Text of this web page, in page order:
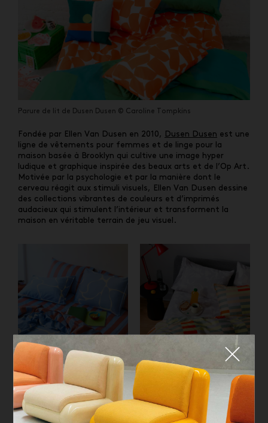
Parure de lit de Dusen Dusen © Caroline Tompkins
Fondée par Ellen Van Dusen en 2010, Dusen Dusen est une
ligne de vêtements pour femmes et de linge pour la
maison basée à Brooklyn qui cultive une image hyper
ludique et graphique inspirée des beaux arts et de l’Op Art.
Motivée par la psychologie et par la manière dont le
cerveau réagit aux stimuli visuels, Ellen Van Dusen dessine
des collections vibrantes de couleurs et d’imprimés
audacieux qui stimulent l’intérieur et transforment la
maison en véritable terrain de jeu visuel.
Parure de lit Mist Duvet Set,
Dusen Dusen
Parure de lit Mat Bedding,
Dusen Dusen
Fermer
QUE CHERCHEZ-VOUS ?